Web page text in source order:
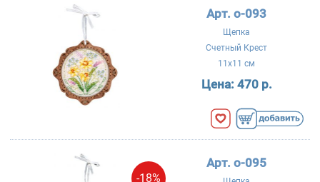
Арт. о-093
Щепка
Счетный Крест
11x11 см
Цена: 470 р.
-18%
Арт. о-095